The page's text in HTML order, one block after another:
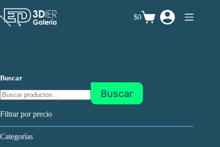
contenido
Carro
$0
Buscar
Buscar
Filtrar por precio
Categorías